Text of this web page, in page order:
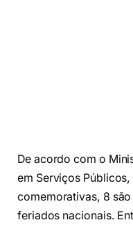
De acordo com o
em Serviços Públicos,
comemorativas, 8
feriados nacionais.